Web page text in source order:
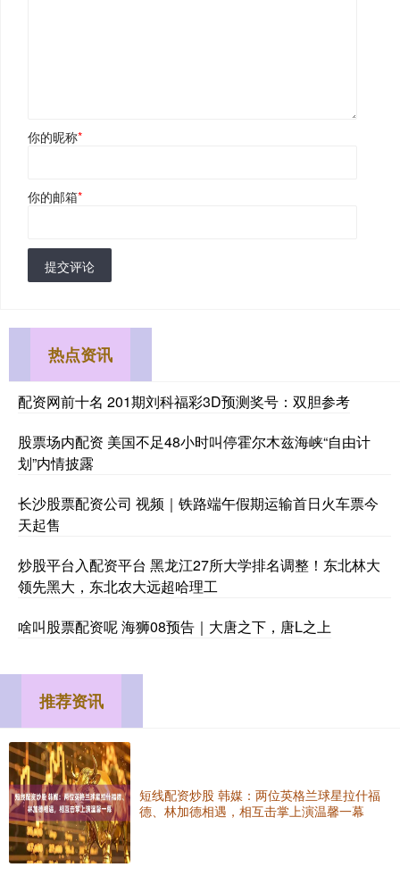
你的昵称*
你的邮箱*
提交评论
热点资讯
配资网前十名 201期刘科福彩3D预测奖号：双胆参考
股票场内配资 美国不足48小时叫停霍尔木兹海峡“自由计
划”内情披露
长沙股票配资公司 视频｜铁路端午假期运输首日火车票今
天起售
炒股平台入配资平台 黑龙江27所大学排名调整！东北林大
领先黑大，东北农大远超哈理工
啥叫股票配资呢 海狮08预告｜大唐之下，唐L之上
推荐资讯
短线配资炒股 韩媒：两位英格兰球星拉什福
德、林加德相遇，相互击掌上演温馨一幕